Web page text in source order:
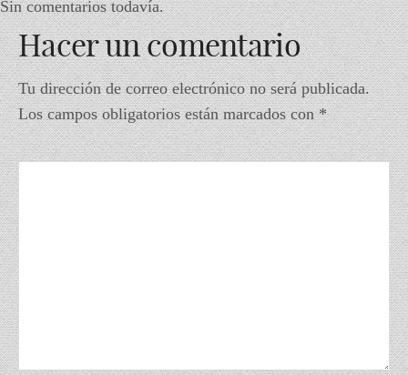
Sin comentarios todavía.
Hacer un comentario
Tu dirección de correo electrónico no será publicada.
Los campos obligatorios están marcados con*